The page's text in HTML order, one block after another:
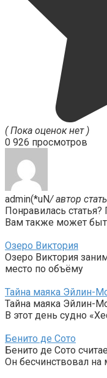
( Пока оценок нет )
0 926 просмотров
admin(*uN/ автор
Понравилась
Вам также может
Озеро Виктория
Озеро Виктория
место по объёму
Тайна маяка Эйлин-
Тайна маяка Эйлин-
В этот день судно
Бенито де Сото
Бенито де Сото
Он бесчинствовал на